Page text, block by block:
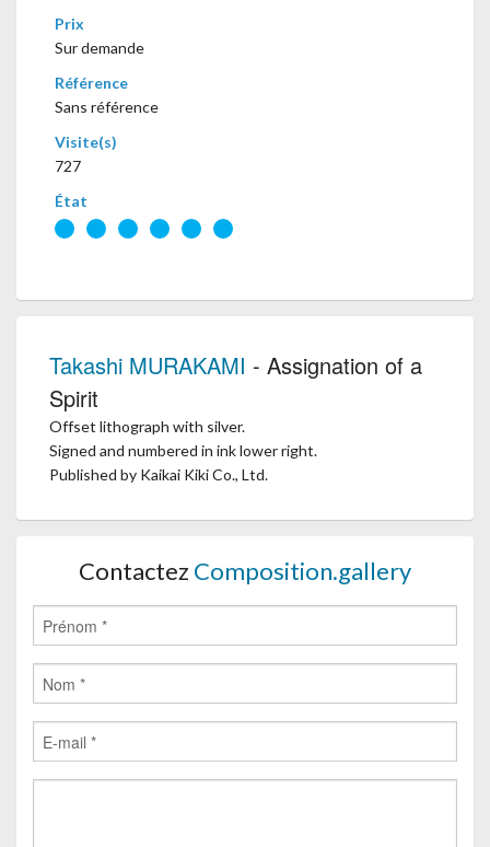
Prix
Sur demande
Référence
Sans référence
Visite(s)
727
État
Takashi MURAKAMI - Assignation of a
Spirit
Offset lithograph with silver.
Signed and numbered in ink lower right.
Published by Kaikai Kiki Co., Ltd.
Contactez Composition.gallery